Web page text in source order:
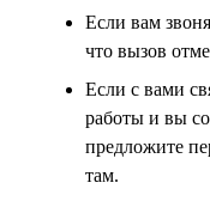
Если вам
что вызов
Если с вами
работы и вы
предложите
там.